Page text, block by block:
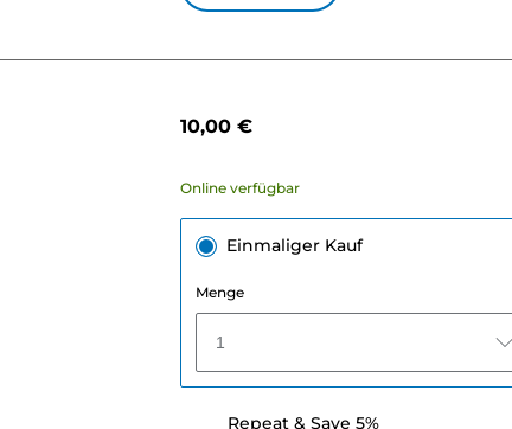
10,00 €
Online verfügbar
Einmaliger Kauf
Menge
1
Repeat & Save 5%